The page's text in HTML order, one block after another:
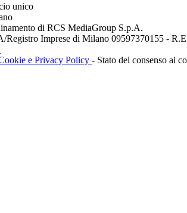
unico
di RCS MediaGroup S.p.A.
Registro Imprese di Milano 09597370155 -
e Privacy Policy - Stato del consenso ai